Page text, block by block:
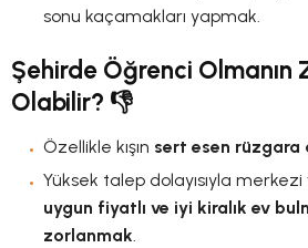
sonu kaçamakları yapmak.
Şehirde Öğrenci Olmanın
Olabilir? 👎
Özellikle kışın sert esen rüzgara
Yüksek talep dolayısıyla
uygun fiyatlı ve iyi kiralık ev
zorlanmak.